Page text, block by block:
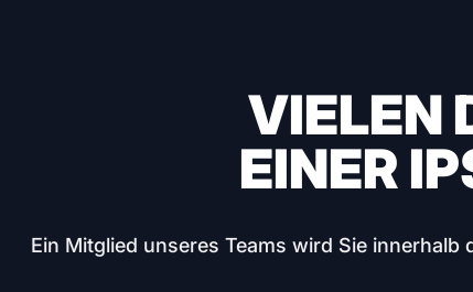
VIELEN
EINER
Ein Mitglied unseres Teams wird Sie